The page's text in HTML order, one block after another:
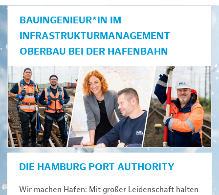
BAUINGENIEUR*IN IM
INFRASTRUKTURMANAGEMENT
OBERBAU BEI DER HAFENBAHN
DIE HAMBURG PORT AUTHORITY
Wir machen Hafen: Mit großer Leidenschaft halten